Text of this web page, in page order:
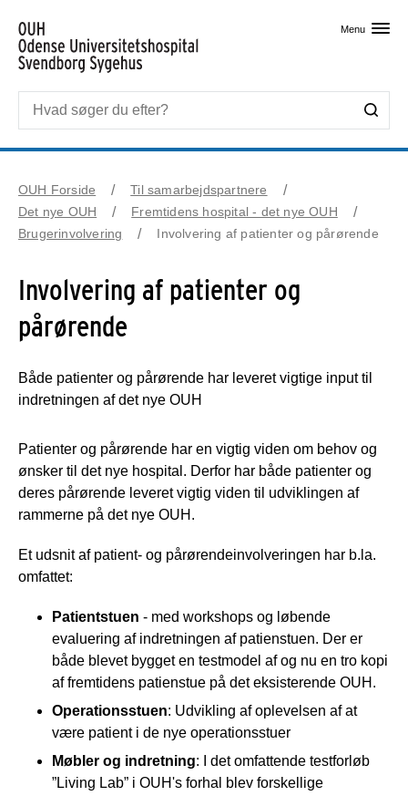
Menu
OUH Forside
Til samarbejdspartnere
Det nye OUH
Fremtidens hospital - det nye OUH
Brugerinvolvering
Involvering af patienter og pårørende
Involvering af patienter og
pårørende
Både patienter og pårørende har leveret vigtige input til
indretningen af det nye OUH
Patienter og pårørende har en vigtig viden om behov og
ønsker til det nye hospital. Derfor har både patienter og
deres pårørende leveret vigtig viden til udviklingen af
rammerne på det nye OUH.
Et udsnit af patient- og pårørendeinvolveringen har b.la.
omfattet:
Patientstuen - med workshops og løbende
evaluering af indretningen af patienstuen. Der er
både blevet bygget en testmodel af og nu en tro kopi
af fremtidens patienstue på det eksisterende OUH.
Operationsstuen: Udvikling af oplevelsen af at
være patient i de nye operationsstuer
Møbler og indretning: I det omfattende testforløb
”Living Lab” i OUH's forhal blev forskellige